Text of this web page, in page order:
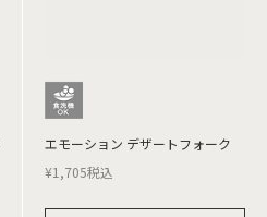
エモーション デザートフォーク
¥1,705税込